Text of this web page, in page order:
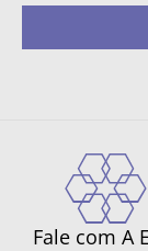
Fale com A